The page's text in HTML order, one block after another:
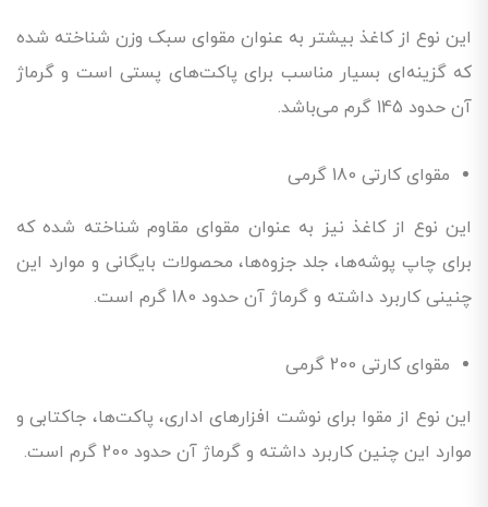
این نوع از کاغذ بیشتر به عنوان مقوای سبک وزن شناخته شده
که گزینه‌ای بسیار مناسب برای پاکت‌های پستی است و گرماژ
آن حدود 145 گرم می‌باشد.
مقوای کارتی 180 گرمی
این نوع از کاغذ نیز به عنوان مقوای مقاوم شناخته شده که
برای چاپ پوشه‌ها، جلد جزوه‌ها، محصولات بایگانی و موارد این
چنینی کاربرد داشته و گرماژ آن حدود 180 گرم است.
مقوای کارتی 200 گرمی
این نوع از مقوا برای نوشت افزارهای اداری، پاکت‌ها، جاکتابی و
موارد این چنین کاربرد داشته و گرماژ آن حدود 200 گرم است.